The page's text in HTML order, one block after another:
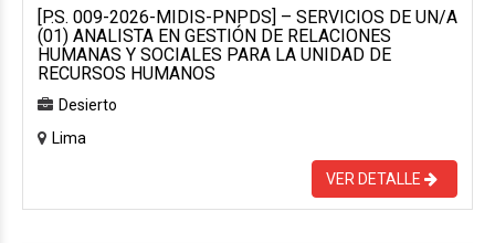
[P.S. 009-2026-MIDIS-PNPDS] – SERVICIOS DE UN/A
(01) ANALISTA EN GESTIÓN DE RELACIONES
HUMANAS Y SOCIALES PARA LA UNIDAD DE
RECURSOS HUMANOS
Desierto
Lima
VER DETALLE